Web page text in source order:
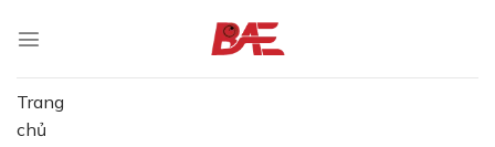
Trang
chủ